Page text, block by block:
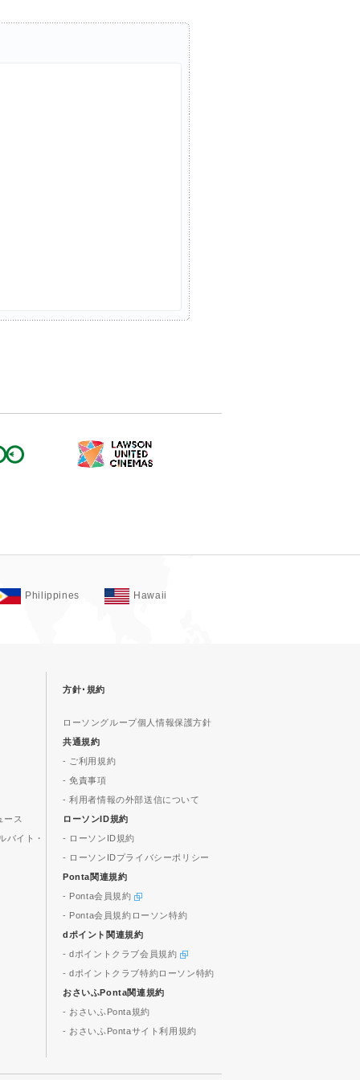
Philippines Hawaii
ース
バイト・
方針･規約
ローソングループ個人情報保護方針
共通規約
- ご利用規約
- 免責事項
- 利用者情報の外部送信について
ローソンID規約
- ローソンID規約
- ローソンIDプライバシーポリシー
Ponta関連規約
- Ponta会員規約
- Ponta会員規約ローソン特約
dポイント関連規約
- dポイントクラブ会員規約
- dポイントクラブ特約ローソン特約
おさいふPonta関連規約
- おさいふPonta規約
- おさいふPontaサイト利用規約